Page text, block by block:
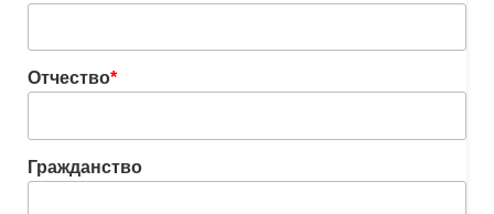
Отчество*
Гражданство